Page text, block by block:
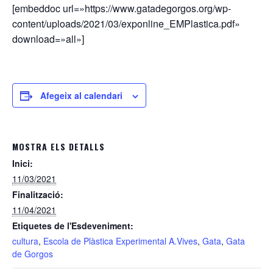
[embeddoc url=»https://www.gatadegorgos.org/wp-
content/uploads/2021/03/exponline_EMPlastica.pdf»
download=»all»]
Afegeix al calendari
MOSTRA ELS DETALLS
Inici:
11/03/2021
Finalització:
11/04/2021
Etiquetes de l'Esdeveniment:
cultura, Escola de Plàstica Experimental A.Vives, Gata, Gata
de Gorgos